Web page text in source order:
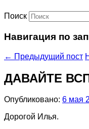
Поиск
Навигация по
← Предыдущий пост
ДАВАЙТЕ
Опубликовано: 6 мая
Дорогой Илья.